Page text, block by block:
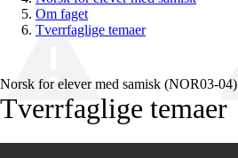
Om faget
Tverrfaglige temaer
Norsk for elever med samisk (NOR03‑04)
Tverrfaglige temaer